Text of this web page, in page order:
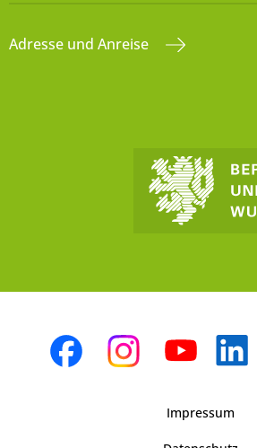
Adresse und Anreise
Impressum